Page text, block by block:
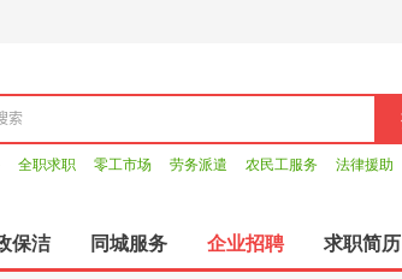
全职求职 零工市场 劳务派遣 农民工服务 法律援助
保洁 同城服务 企业招聘 求职简历